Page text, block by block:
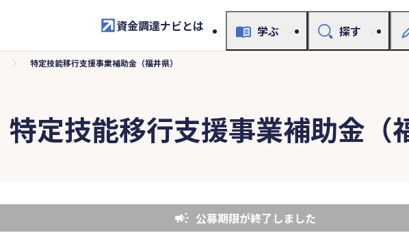
資金調達ナビとは 学ぶ 探す
特定技能移行支援事業補助金（福井県）
特定技能移行支援事業補助金（
公募期限が終了しました